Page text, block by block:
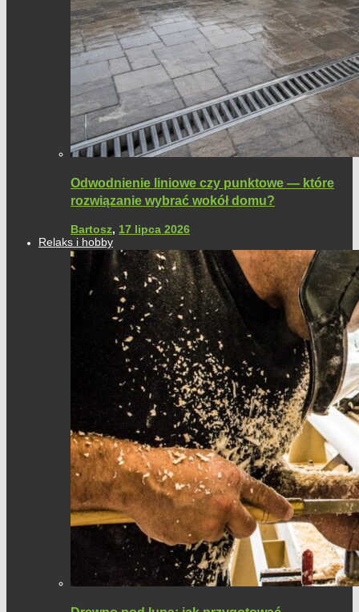
Odwodnienie liniowe czy punktowe — które
rozwiązanie wybrać wokół domu?
Bartosz, 17 lipca 2026
Relaks i hobby